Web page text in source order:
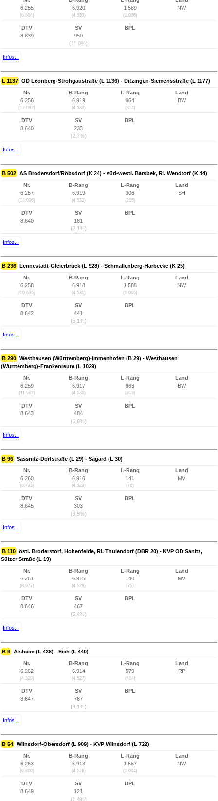
6.255
(6.884)
6.920
(4.533)
1.589
(1.006)
NW
DTV
8.639
SV
950
(11,0%)
BPL
Infos...
L 1137 OD Leonberg-Strohgäustraße (L 1136) - Ditzingen-Siemensstraße (L 1177)
Nr.
6.256
(12.092)
B-Rang
6.919
(4.532)
L-Rang
964
(814)
Land
BW
DTV
8.640
SV
233
(2,7%)
BPL
Infos...
B 502 AS Brodersdorf/Röbsdorf (K 24) - süd-westl. Barsbek, Ri. Wendtorf (K 44)
Nr.
6.257
(14.096)
B-Rang
6.919
(4.532)
L-Rang
306
(205)
Land
SH
DTV
8.640
SV
181
(2,1%)
BPL
Infos...
B 236 Lennestadt-Gleierbrück (L 928) - Schmallenberg-Harbecke (K 25)
Nr.
6.258
(10.635)
B-Rang
6.918
(4.531)
L-Rang
1.588
(1.005)
Land
NW
DTV
8.642
SV
441
(5,1%)
BPL
Infos...
B 290 Westhausen (Württemberg)-Immenhofen (B 29) - Westhausen
(Württemberg)-Frankenreute (L 1029)
Nr.
6.259
(11.962)
B-Rang
6.917
(4.530)
L-Rang
963
(813)
Land
BW
DTV
8.643
SV
484
(5,6%)
BPL
Infos...
B 96 Sassnitz-Dorfstraße (L 29) - Sagard (L 30)
Nr.
6.260
(8.493)
B-Rang
6.916
(4.529)
L-Rang
141
(76)
Land
MV
DTV
8.645
SV
303
(3,5%)
BPL
Infos...
B 110 östl. Broderstorf, Hohenfelde, Ri. Thulendorf (DBR 20) - KVP OD Sanitz,
Sülzer Straße (L 19)
Nr.
6.261
(8.977)
B-Rang
6.915
(4.528)
L-Rang
140
(75)
Land
MV
DTV
8.646
SV
467
(5,4%)
BPL
Infos...
B 9 Alsheim (L 438) - Eich (L 440)
Nr.
6.262
(4.329)
B-Rang
6.914
(4.527)
L-Rang
579
(414)
Land
RP
DTV
8.647
SV
787
(9,1%)
BPL
Infos...
B 54 Wilnsdorf-Obersdorf (L 909) - KVP Wilnsdorf (L 722)
Nr.
6.263
(6.800)
B-Rang
6.913
(4.526)
L-Rang
1.587
(1.004)
Land
NW
DTV
8.649
SV
121
(1,4%)
BPL